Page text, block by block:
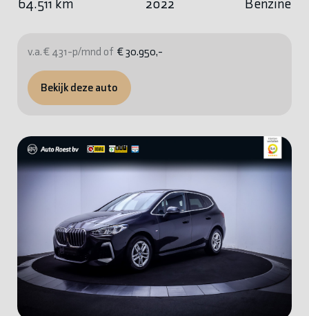
64.511 km 2022 Benzine
v.a. € 431-p/mnd of € 30.950,-
Bekijk deze auto